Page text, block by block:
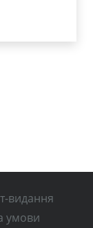
видання
умови